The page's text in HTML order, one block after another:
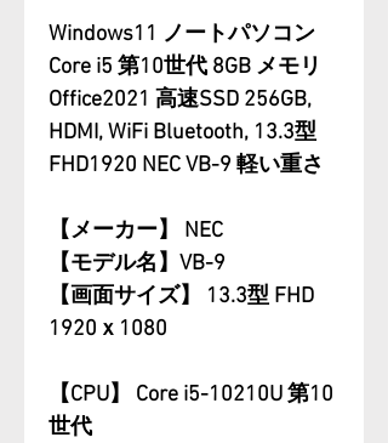
Windows11 ノートパソコン
Core i5 第10世代 8GB メモリ
Office2021 高速SSD 256GB,
HDMI, WiFi Bluetooth, 13.3型
FHD1920 NEC VB-9 軽い重さ
【メーカー】 NEC
【モデル名】VB-9
【画面サイズ】 13.3型 FHD
1920ｘ1080
【CPU】 Core i5-10210U 第10
世代